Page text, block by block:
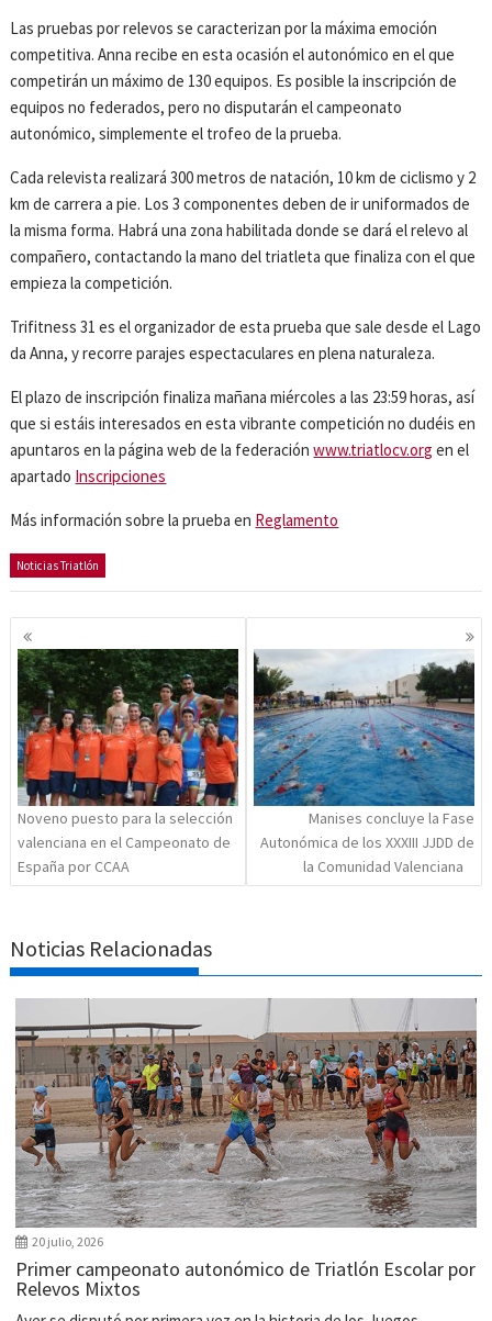
Las pruebas por relevos se caracterizan por la máxima emoción
competitiva. Anna recibe en esta ocasión el autonómico en el que
competirán un máximo de 130 equipos. Es posible la inscripción de
equipos no federados, pero no disputarán el campeonato
autonómico, simplemente el trofeo de la prueba.
Cada relevista realizará 300 metros de natación, 10 km de ciclismo y 2
km de carrera a pie. Los 3 componentes deben de ir uniformados de
la misma forma. Habrá una zona habilitada donde se dará el relevo al
compañero, contactando la mano del triatleta que finaliza con el que
empieza la competición.
Trifitness 31 es el organizador de esta prueba que sale desde el Lago
da Anna, y recorre parajes espectaculares en plena naturaleza.
El plazo de inscripción finaliza mañana miércoles a las 23:59 horas, así
que si estáis interesados en esta vibrante competición no dudéis en
apuntaros en la página web de la federaciónwww.triatlocv.org en el
apartado Inscripciones
Más información sobre la prueba en Reglamento
Noticias Triatlón
Navegación
de
entradas
Noveno puesto para la selección
valenciana en el Campeonato de
España por CCAA
Manises concluye la Fase
Autonómica de los XXXIII JJDD de
la Comunidad Valenciana
Noticias Relacionadas
20 julio, 2026
Primer campeonato autonómico de Triatlón Escolar por
Relevos Mixtos